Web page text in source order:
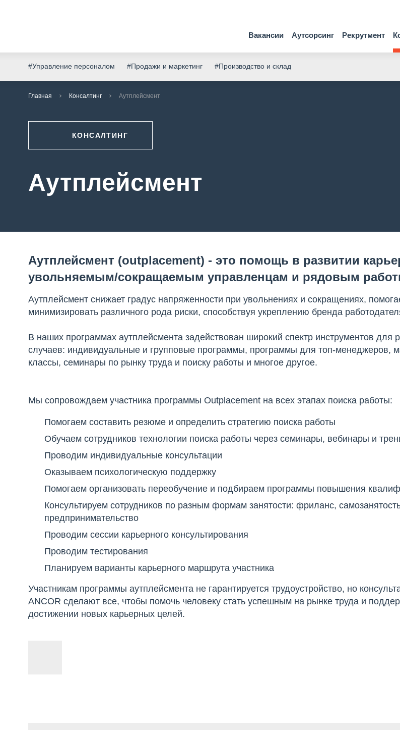
Вакансии Аутсорсинг Рекрутмент
#Управление персоналом #Продажи и маркетинг #Производство и склад
Главная Консалтинг Аутплейсмент
КОНСАЛТИНГ
Аутплейсмент
Аутплейсмент (outplacement) - это помощь в развитии
увольняемым/сокращаемым управленцам и рядовым
Аутплейсмент снижает градус напряженности при увольнениях и сокращениях,
минимизировать различного рода риски, способствуя укреплению бренда
В наших программах аутплейсмента задействован широкий спектр инструментов для
случаев: индивидуальные и групповые программы, программы для топ-менеджеров,
классы, семинары по рынку труда и поиску работы и многое другое.
Мы сопровождаем участника программы Outplacement на всех этапах поиска работы:
Помогаем составить резюме и определить стратегию поиска работы
Обучаем сотрудников технологии поиска работы через семинары, вебинары и
Проводим индивидуальные консультации
Оказываем психологическую поддержку
Помогаем организовать переобучение и подбираем программы повышения
Консультируем сотрудников по разным формам занятости: фриланс,
предпринимательство
Проводим сессии карьерного консультирования
Проводим тестирования
Планируем варианты карьерного маршрута участника
Участникам программы аутплейсмента не гарантируется трудоустройство, но
ANCOR сделают все, чтобы помочь человеку стать успешным на рынке труда и
достижении новых карьерных целей.